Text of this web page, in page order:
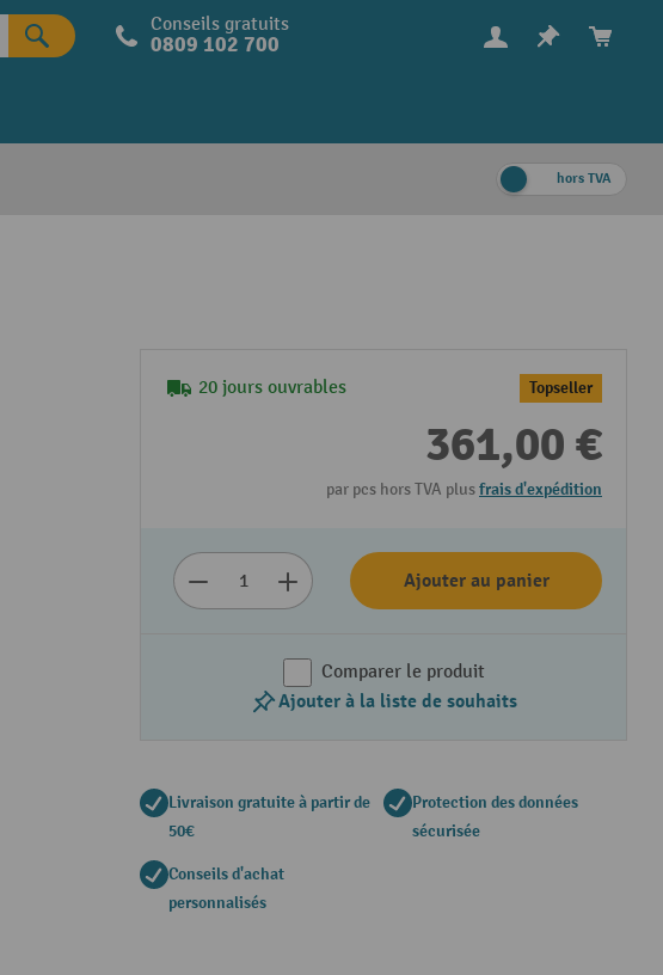
Conseils gratuits
0809 102 700
hors TVA
20 jours ouvrables Topseller
361,00 €
par pcs hors TVA plusfrais d'expédition
Ajouter au panier
Comparer le produit
Ajouter à la liste de souhaits
Livraison gratuite à partir de
50€
Protection des données
sécurisée
Conseils d'achat
personnalisés